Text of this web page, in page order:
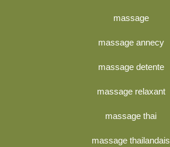
massage
massage annecy
massage detente
massage relaxant
massage thai
massage thailandais